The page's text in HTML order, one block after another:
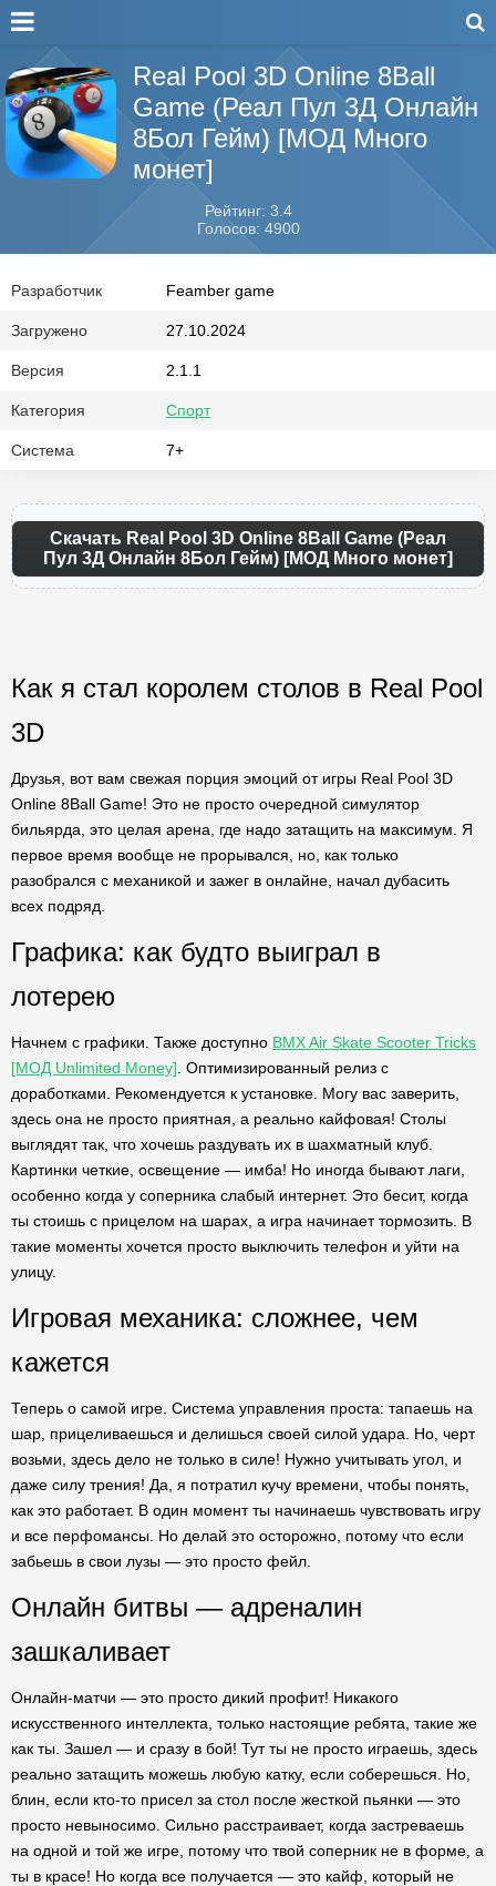
Real Pool 3D Online 8Ball
Game (Реал Пул 3Д Онлайн
8Бол Гейм) [МОД Много
монет]
Рейтинг: 3.4
Голосов: 4900
Разработчик Feamber game
Загружено 27.10.2024
Версия 2.1.1
Категория Спорт
Система 7+
Скачать Real Pool 3D Online 8Ball Game (Реал
Пул 3Д Онлайн 8Бол Гейм) [МОД Много монет]
Как я стал королем столов в Real Pool
3D
Друзья, вот вам свежая порция эмоций от игры Real Pool 3D
Online 8Ball Game! Это не просто очередной симулятор
бильярда, это целая арена, где надо затащить на максимум. Я
первое время вообще не прорывался, но, как только
разобрался с механикой и зажег в онлайне, начал дубасить
всех подряд.
Графика: как будто выиграл в
лотерею
Начнем с графики. Также доступно BMX Air Skate Scooter Tricks
[МОД Unlimited Money] . Оптимизированный релиз с
доработками. Рекомендуется к установке. Могу вас заверить,
здесь она не просто приятная, а реально кайфовая! Столы
выглядят так, что хочешь раздувать их в шахматный клуб.
Картинки четкие, освещение — имба! Но иногда бывают лаги,
особенно когда у соперника слабый интернет. Это бесит, когда
ты стоишь с прицелом на шарах, а игра начинает тормозить. В
такие моменты хочется просто выключить телефон и уйти на
улицу.
Игровая механика: сложнее, чем
кажется
Теперь о самой игре. Система управления проста: тапаешь на
шар, прицеливаешься и делишься своей силой удара. Но, черт
возьми, здесь дело не только в силе! Нужно учитывать угол, и
даже силу трения! Да, я потратил кучу времени, чтобы понять,
как это работает. В один момент ты начинаешь чувствовать игру
и все перфомансы. Но делай это осторожно, потому что если
забьешь в свои лузы — это просто фейл.
Онлайн битвы — адреналин
зашкаливает
Онлайн-матчи — это просто дикий профит! Никакого
искусственного интеллекта, только настоящие ребята, такие же
как ты. Зашел — и сразу в бой! Тут ты не просто играешь, здесь
реально затащить можешь любую катку, если соберешься. Но,
блин, если кто-то присел за стол после жесткой пьянки — это
просто невыносимо. Сильно расстраивает, когда застреваешь
на одной и той же игре, потому что твой соперник не в форме, а
ты в красе! Но когда все получается — это кайф, который не